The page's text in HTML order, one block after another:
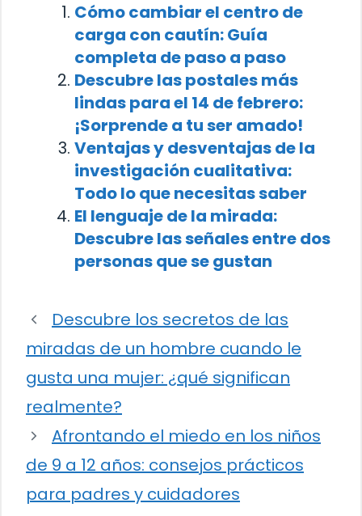
Cómo cambiar el centro de
carga con cautín: Guía
completa de paso a paso
Descubre las postales más
lindas para el 14 de febrero:
¡Sorprende a tu ser amado!
Ventajas y desventajas de la
investigación cualitativa:
Todo lo que necesitas saber
El lenguaje de la mirada:
Descubre las señales entre dos
personas que se gustan
Descubre los secretos de las
miradas de un hombre cuando le
gusta una mujer: ¿qué significan
realmente?
Afrontando el miedo en los niños
de 9 a 12 años: consejos prácticos
para padres y cuidadores